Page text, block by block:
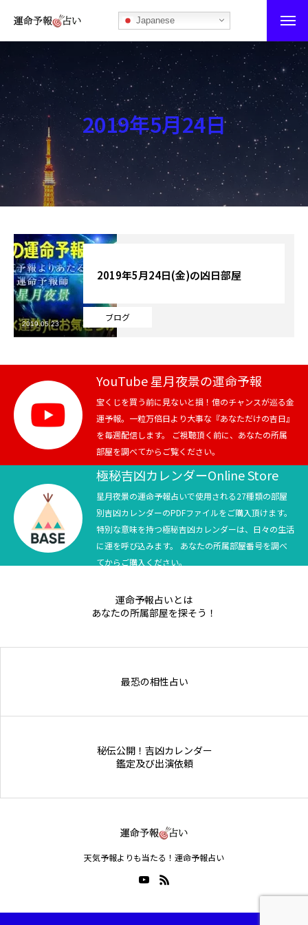
Japanese
運命予報占い
運命予報占いとは
あなたの所属部屋を探そう！
最恐の相性占い
秘伝公開！吉凶カレンダー
記事カテゴリー
ブログ
お知らせ
芸能界
テニス
スポーツ
競馬
テニス四大大会・五輪
テニス四大大会・五輪
2019年5月24日
ブログ
2019年5月24日(金)の凶日部屋
2019.05.23
YouTube 星月夜景の運命予報
宝くじを買う前に見ないと損！億のチャンスが巡る金
運予報。一粒万倍日より大事な『あなただけの吉日』
を毎週配信します。 ご視聴頂く前に、あなたの所属
部屋を調べてからご覧ください。
極秘吉凶カレンダーOnline Store
星月夜景の運命予報占いで使用される27種類の部屋
別吉凶カレンダーのPDFファイルをご購入頂けます。
特別な意味を持つ極秘吉凶カレンダーは、日々の生活
に運を呼び込みます。 あなたの所属部屋番号を調べ
てからご購入ください。
運命予報占いとは
あなたの所属部屋を探そう！
最恐の相性占い
秘伝公開！吉凶カレンダー
鑑定及び出演依頼
天気予報よりも当たる！運命予報占い